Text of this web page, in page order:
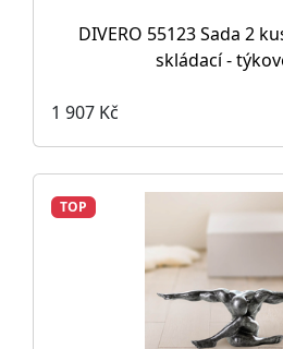
DIVERO 55123 Sada 2
skládací -
1 907 Kč
TOP